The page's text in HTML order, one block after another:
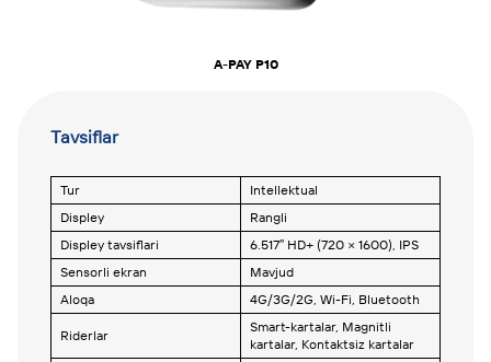
A-PAY P10
Tavsiflar
Tur
Intellektual
Displey
Rangli
Displey tavsiflari
6.517″ HD+ (720 × 1600), IPS
Sensorli ekran
Mavjud
Aloqa
4G/3G/2G, Wi-Fi, Bluetooth
Riderlar
Smart-kartalar, Magnitli
kartalar, Kontaktsiz kartalar